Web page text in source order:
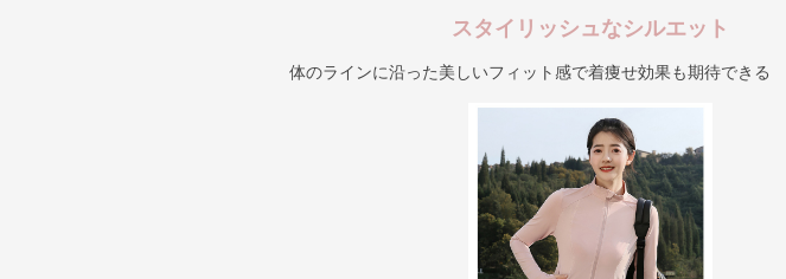
スタイリッシュなシルエット
体のラインに沿った美しいフィット感で着痩せ効果も期待できる